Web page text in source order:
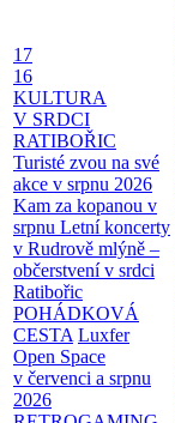
17
16
KULTURA
V SRDCI
RATIBOŘIC
Turisté zvou na své
akce v srpnu 2026
Kam za kopanou v
srpnu Letní koncerty
v Rudrově mlýně –
občerstvení v srdci
Ratibořic
POHÁDKOVÁ
CESTA Luxfer
Open Space
v červenci a srpnu
2026